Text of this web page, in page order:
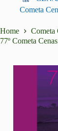
Cometa
Home
Cometa
77º Cometa